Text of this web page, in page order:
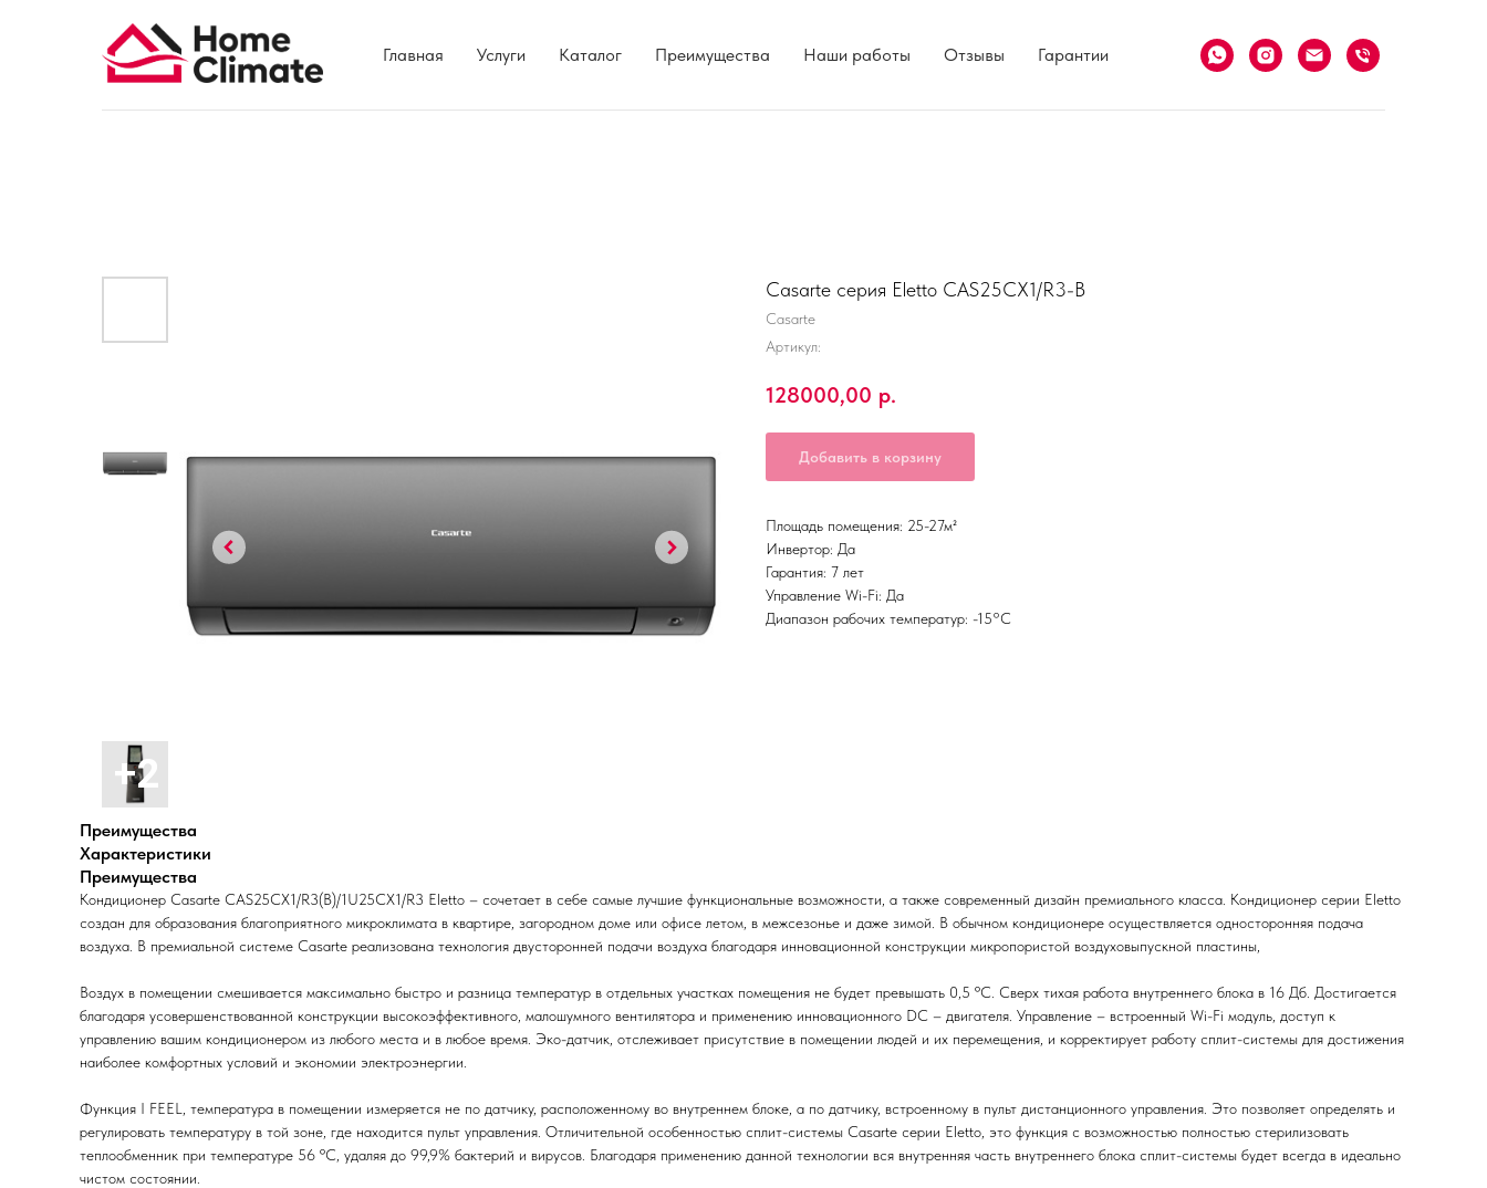
Главная Услуги Каталог Преимущества Наши работы Отзывы Гарантии
Casarte серия Eletto CAS25CX1/R3-B
Casarte
Артикул:
128000,00 р.
Добавить в корзину
Площадь помещения: 25-27м²
Инвертор: Да
Гарантия: 7 лет
Управление Wi-Fi: Да
Диапазон рабочих температур: -15°С
Преимущества
Характеристики
Преимущества
Кондиционер Casarte CAS25CX1/R3(B)/1U25CX1/R3 Eletto – сочетает в себе самые лучшие функциональные возможности, а также современный дизайн премиального класса. Кондиционер серии Eletto
создан для образования благоприятного микроклимата в квартире, загородном доме или офисе летом, в межсезонье и даже зимой. В обычном кондиционере осуществляется односторонняя подача
воздуха. В премиальной системе Casarte реализована технология двусторонней подачи воздуха благодаря инновационной конструкции микропористой воздуховыпускной пластины,
Воздух в помещении смешивается максимально быстро и разница температур в отдельных участках помещения не будет превышать 0,5 ºС. Сверх тихая работа внутреннего блока в 16 Дб. Достигается
благодаря усовершенствованной конструкции высокоэффективного, малошумного вентилятора и применению инновационного DC – двигателя. Управление – встроенный Wi-Fi модуль, доступ к
управлению вашим кондиционером из любого места и в любое время. Эко-датчик, отслеживает присутствие в помещении людей и их перемещения, и корректирует работу сплит-системы для достижения
наиболее комфортных условий и экономии электроэнергии.
Функция I FEEL, температура в помещении измеряется не по датчику, расположенному во внутреннем блоке, а по датчику, встроенному в пульт дистанционного управления. Это позволяет определять и
регулировать температуру в той зоне, где находится пульт управления. Отличительной особенностью сплит-системы Casarte серии Eletto, это функция с возможностью полностью стерилизовать
теплообменник при температуре 56 ºС, удаляя до 99,9% бактерий и вирусов. Благодаря применению данной технологии вся внутренняя часть внутреннего блока сплит-системы будет всегда в идеально
чистом состоянии.